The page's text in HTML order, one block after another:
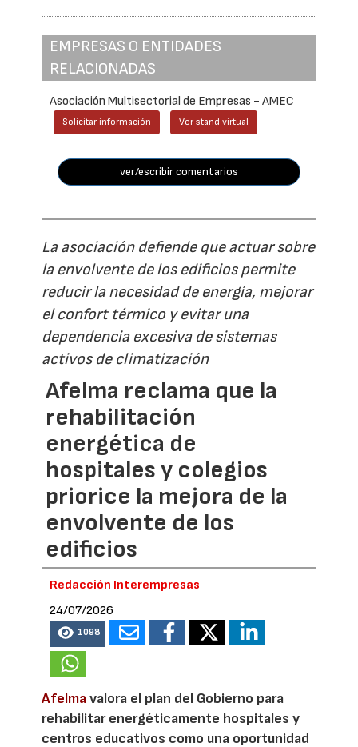
EMPRESAS O ENTIDADES
RELACIONADAS
Asociación Multisectorial de Empresas - AMEC
Solicitar información Ver stand virtual
ver/escribir comentarios
La asociación defiende que actuar sobre
la envolvente de los edificios permite
reducir la necesidad de energía, mejorar
el confort térmico y evitar una
dependencia excesiva de sistemas
activos de climatización
Afelma reclama que la
rehabilitación
energética de
hospitales y colegios
priorice la mejora de la
envolvente de los
edificios
Redacción Interempresas
24/07/2026
1098
Afelmavalora el plan del Gobierno para
rehabilitar energéticamente hospitales y
centros educativos como una oportunidad